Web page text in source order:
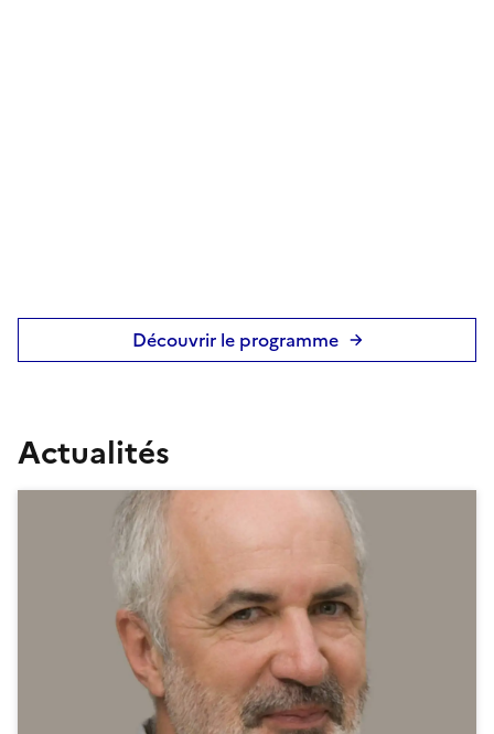
Découvrir le programme
Actualités